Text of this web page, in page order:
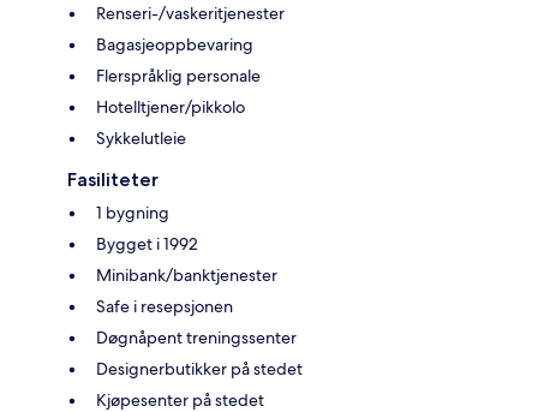
Renseri-/vaskeritjenester
Bagasjeoppbevaring
Flerspråklig personale
Hotelltjener/pikkolo
Sykkelutleie
Fasiliteter
1 bygning
Bygget i 1992
Minibank/banktjenester
Safe i resepsjonen
Døgnåpent treningssenter
Designerbutikker på stedet
Kjøpesenter på stedet